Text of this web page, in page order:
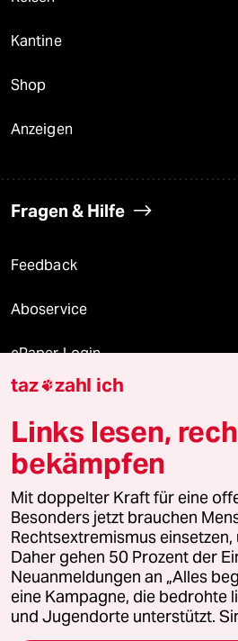
Kantine
Shop
Anzeigen
Fragen & Hilfe
Feedback
Aboservice
ePaper Login
Downloads für Abonnierende
© 2026 taz Verlags und Vertriebs
Alle Rechte vorbehalten. Bei rechtlichen
wenden Sie sich bitte an
lizenzen@taz.de
Feedback Redaktionsstatut
Leitlinie Informant Datenschutz
taz zahl ich
Links lesen,
bekämpfen
Mit doppelter Kraft für eine
Besonders jetzt brauchen
Rechtsextremismus
Daher gehen 50 Prozent der
Neuanmeldungen an „Alles
eine Kampagne, die bedrohte
und Jugendorte unterstützt.